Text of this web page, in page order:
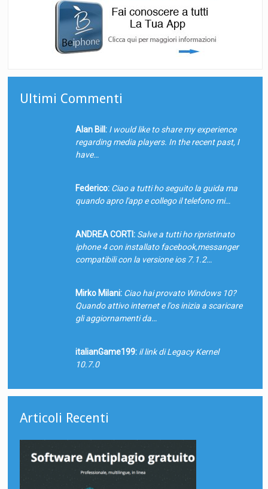
Ultimi Commenti
Alan Bill: I would like to share my experience
regarding media players. In the recent past, I
have…
Federico: Ciao a tutti ho seguito la guida ma
quando apro l'app e collego il telefono mi…
ANDREA CORTI: Salve a tutti ho ripristinato
iphone 4 con installato facebook,messanger
compatibili con la versione ios 7.1.2…
Mirko Milani: Ciao hai provato Windows 10?
Quando attivo internet e l'os inizia a scaricare
gli aggiornamenti da…
italianGame199: il link di Legacy Kernel
10.7.0
Articoli Recenti